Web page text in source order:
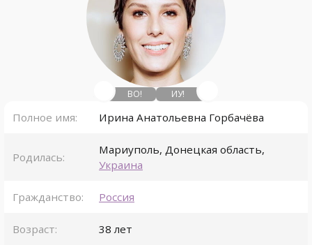
ВО! ИУ!
Полное имя: Ирина Анатольевна Горбачёва
Родилась:
Мариуполь, Донецкая область,
Украина
Гражданство: Россия
Возраст: 38 лет